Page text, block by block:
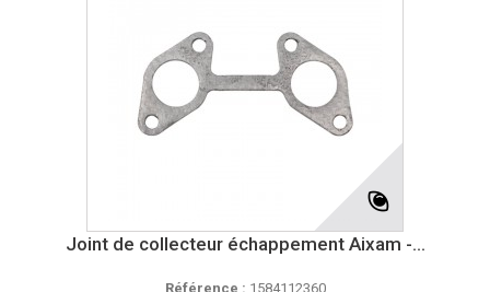
Joint de collecteur échappement Aixam -...
Référence : 1584112360